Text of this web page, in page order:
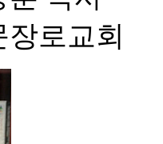
장로교회